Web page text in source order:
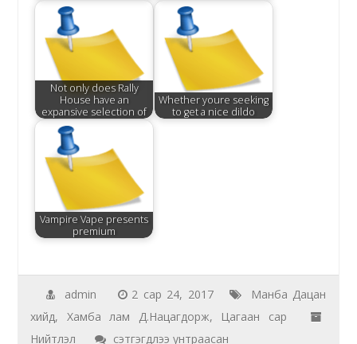
Not only does Rally
House have an
expansive selection of
Whether youre seeking
to get a nice dildo
Vampire Vape presents
premium
admin 2 сар 24, 2017
Манба Дацан
хийд, Хамба лам Д.Нацагдорж, Цагаан сар
Нийтлэл
Манба
сэтгэгдлээ унтраасан